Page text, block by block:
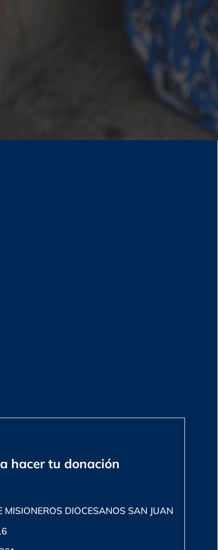
hacer tu donación
MISIONEROS DIOCESANOS SAN JUAN